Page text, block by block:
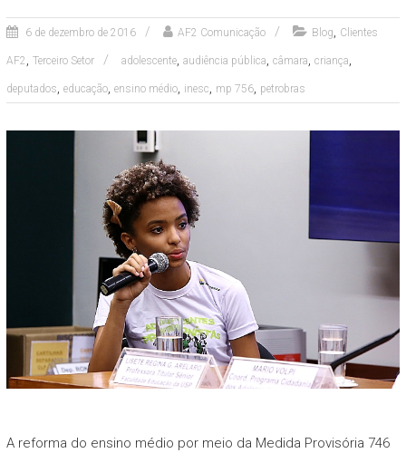
6 de dezembro de 2016 AF2 Comunicação Blog, Clientes
AF2 , Terceiro Setor adolescente, audiência pública, câmara, criança,
deputados, educação, ensino médio, inesc, mp 756, petrobras
A reforma do ensino médio por meio da Medida Provisória 746